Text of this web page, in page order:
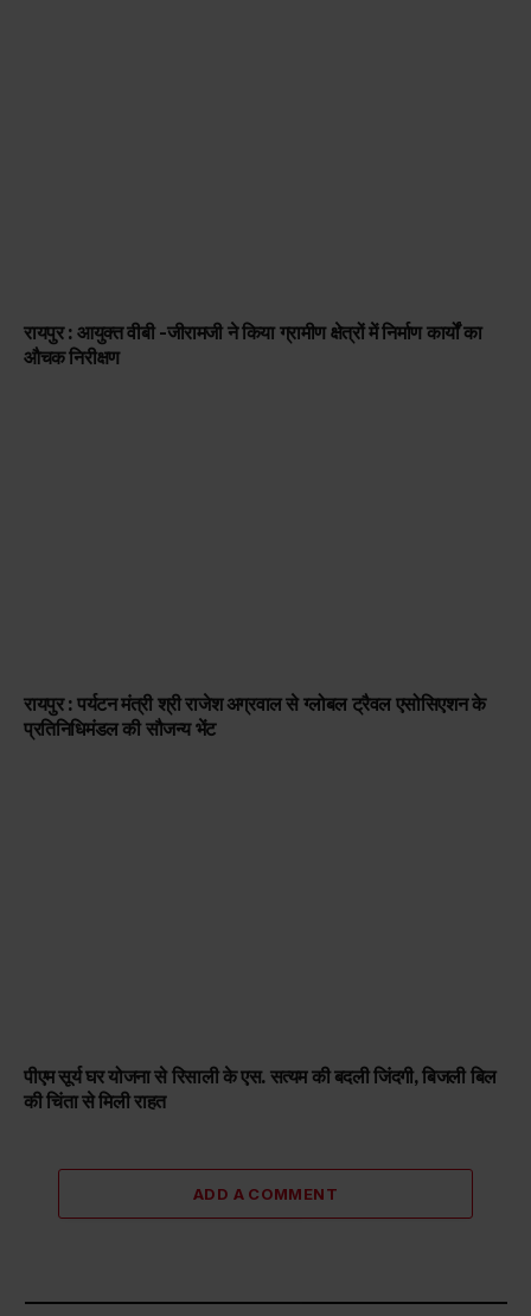
रायपुर : आयुक्त वीबी -जीरामजी ने किया ग्रामीण क्षेत्रों में निर्माण कार्यों का
औचक निरीक्षण
रायपुर : पर्यटन मंत्री श्री राजेश अग्रवाल से ग्लोबल ट्रैवल एसोसिएशन के
प्रतिनिधिमंडल की सौजन्य भेंट
पीएम सूर्य घर योजना से रिसाली के एस. सत्यम की बदली जिंदगी, बिजली बिल
की चिंता से मिली राहत
ADD A COMMENT